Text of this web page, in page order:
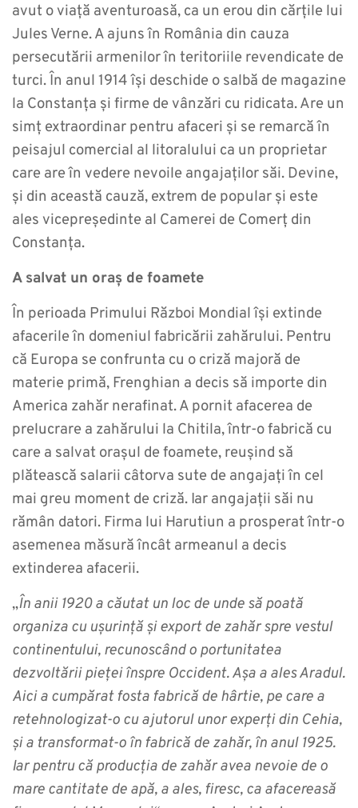
avut o viață aventuroasă, ca un erou din cărțile lui
Jules Verne. A ajuns în România din cauza
persecutării armenilor în teritoriile revendicate de
turci. În anul 1914 își deschide o salbă de magazine
la Constanța și firme de vânzări cu ridicata. Are un
simț extraordinar pentru afaceri și se remarcă în
peisajul comercial al litoralului ca un proprietar
care are în vedere nevoile angajaților săi. Devine,
și din această cauză, extrem de popular și este
ales vicepreședinte al Camerei de Comerț din
Constanța.
A salvat un oraș de foamete
În perioada Primului Război Mondial își extinde
afacerile în domeniul fabricării zahărului. Pentru
că Europa se confrunta cu o criză majoră de
materie primă, Frenghian a decis să importe din
America zahăr nerafinat. A pornit afacerea de
prelucrare a zahărului la Chitila, într-o fabrică cu
care a salvat orașul de foamete, reușind să
plătească salarii câtorva sute de angajați în cel
mai greu moment de criză. Iar angajații săi nu
rămân datori. Firma lui Harutiun a prosperat într-o
asemenea măsură încât armeanul a decis
extinderea afacerii.
„În anii 1920 a căutat un loc de unde să poată
organiza cu ușurință și export de zahăr spre vestul
continentului, recunoscând o portunitatea
dezvoltării pieței înspre Occident. Așa a ales Aradul.
Aici a cumpărat fosta fabrică de hârtie, pe care a
retehnologizat-o cu ajutorul unor experți din Cehia,
și a transformat-o în fabrică de zahăr, în anul 1925.
Iar pentru că producția de zahăr avea nevoie de o
mare cantitate de apă, a ales, firesc, ca afacereasă